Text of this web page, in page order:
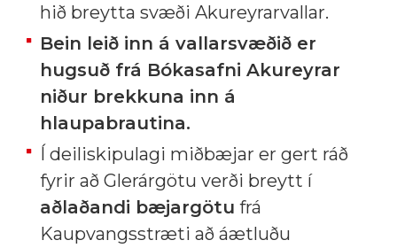
hið breytta svæði Akureyrarvallar.
Bein leið inn á vallarsvæðið er
hugsuð frá Bókasafni Akureyrar
niður brekkuna inn á
hlaupabrautina.
Í deiliskipulagi miðbæjar er gert ráð
fyrir að Glerárgötu verði breytt í
aðlaðandi bæjargötu frá
Kaupvangsstræti að áætluðu